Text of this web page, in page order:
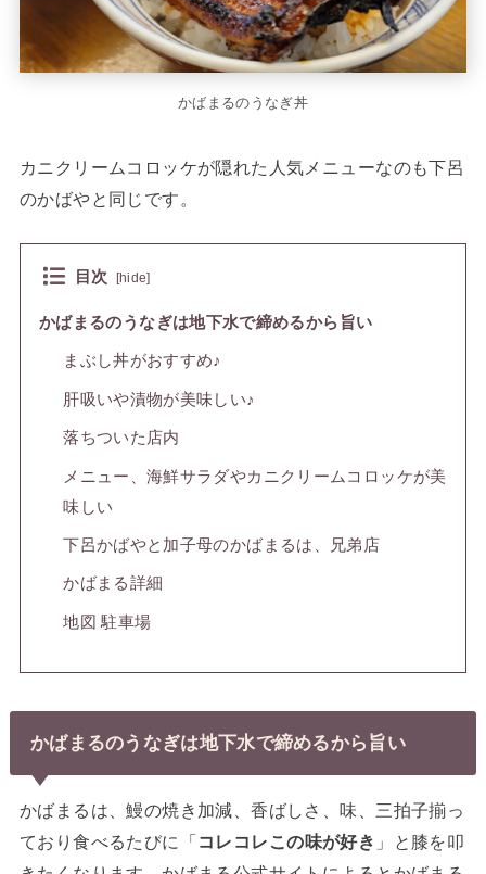
かばまるのうなぎ丼
カニクリームコロッケが隠れた人気メニューなのも下呂
のかばやと同じです。
目次 [hide]
かばまるのうなぎは地下水で締めるから旨い
まぶし丼がおすすめ♪
肝吸いや漬物が美味しい♪
落ちついた店内
メニュー、海鮮サラダやカニクリームコロッケが美
味しい
下呂かばやと加子母のかばまるは、兄弟店
かばまる詳細
地図 駐車場
かばまるのうなぎは地下水で締めるから旨い
かばまるは、鰻の焼き加減、香ばしさ、味、三拍子揃っ
ており食べるたびに「コレコレこの味が好き 」と膝を叩